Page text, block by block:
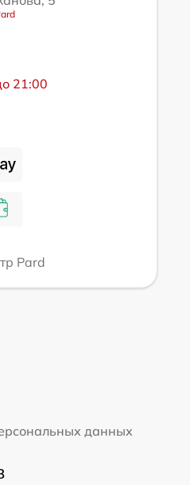
21:00
Pard
данных